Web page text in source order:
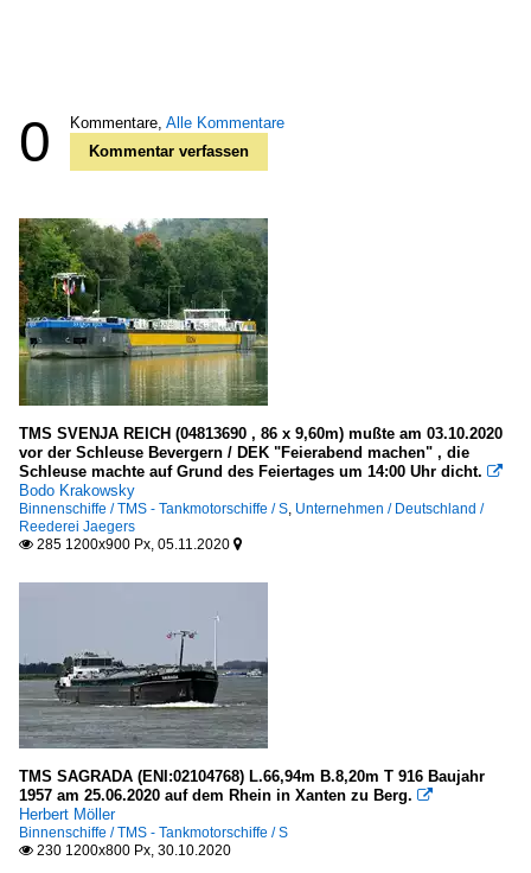
0 Kommentare, Alle Kommentare
Kommentar verfassen
TMS SVENJA REICH (04813690 , 86 x 9,60m) mußte am 03.10.2020
vor der Schleuse Bevergern / DEK "Feierabend machen" , die
Schleuse machte auf Grund des Feiertages um 14:00 Uhr dicht. 
Bodo Krakowsky
Binnenschiffe / TMS - Tankmotorschiffe / S Unternehmen / Deutschland /
Reederei Jaegers
 285 1200x900 Px, 05.11.2020 
TMS SAGRADA (ENI:02104768) L.66,94m B.8,20m T 916 Baujahr
1957 am 25.06.2020 auf dem Rhein in Xanten zu Berg. 
Herbert Möller
Binnenschiffe / TMS - Tankmotorschiffe / S
 230 1200x800 Px, 30.10.2020